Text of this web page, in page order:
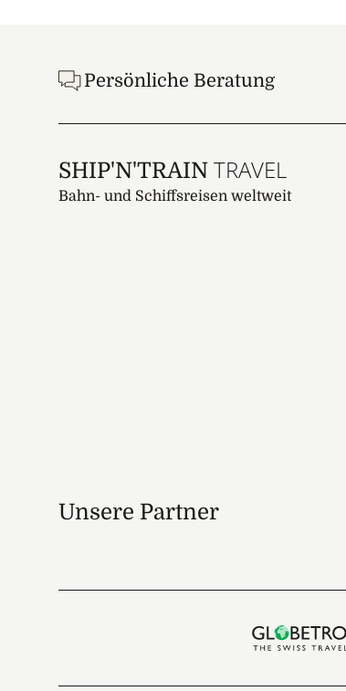
Persönliche Beratung
SHIP'N'TRAIN TRAVEL
Bahn- und Schiffsreisen weltweit
Unsere Partner